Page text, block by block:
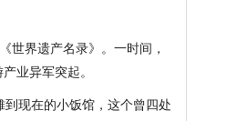
世界遗产名录》。一时间，
业异军突起。
现在的小饭馆，这个曾四处